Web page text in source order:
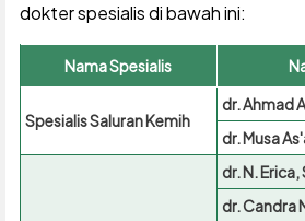
dokter spesialis di bawah ini:
Nama Spesialis
Spesialis Saluran Kemih
dr. Ahmad
dr. Musa
dr. N.
dr. Candra